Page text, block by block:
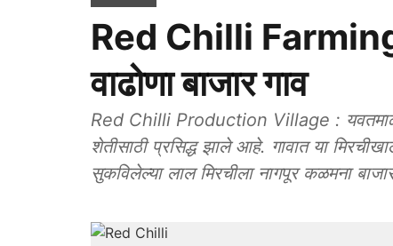
Red Chilli Farming :
वाढोणा बाजार गाव
Red Chilli Production Village : यवतमाळ
शेतीसाठी प्रसिद्ध झाले आहे. गावात या
सुकविलेल्या लाल मिरचीला नागपूर कळमना